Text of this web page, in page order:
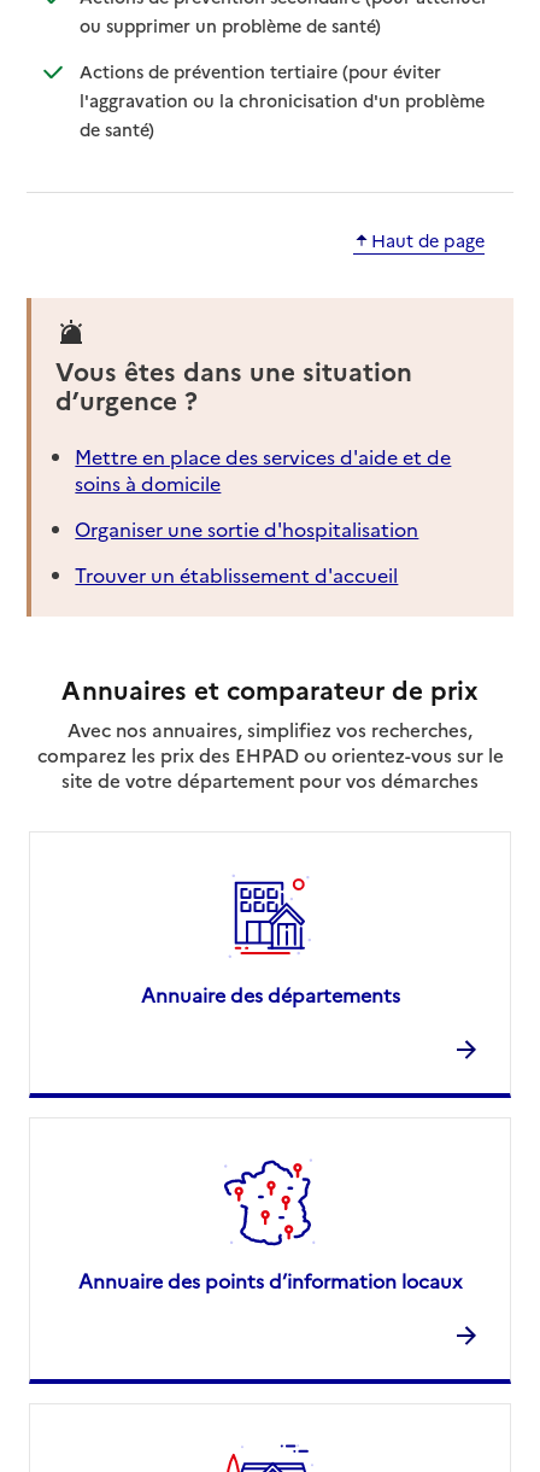
ou supprimer un problème de santé): disponible
: non disponible
Actions de prévention tertiaire (pour éviter
l'aggravation ou la chronicisation d'un problème
de santé): disponible
: non disponible
Haut de page
Vous êtes dans une situation
d’urgence ?
Mettre en place des services d'aide et de
soins à domicile
Organiser une sortie d'hospitalisation
Trouver un établissement d'accueil
Annuaires et comparateur de prix
Avec nos annuaires, simplifiez vos recherches,
comparez les prix des EHPAD ou orientez-vous sur le
site de votre département pour vos démarches
Annuaire des départements
Annuaire des points d’information locaux